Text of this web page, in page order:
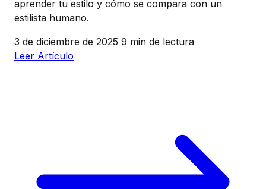
aprender tu estilo y cómo se compara con un
estilista humano.
3 de diciembre de 2025 9 min de lectura
Leer Artículo